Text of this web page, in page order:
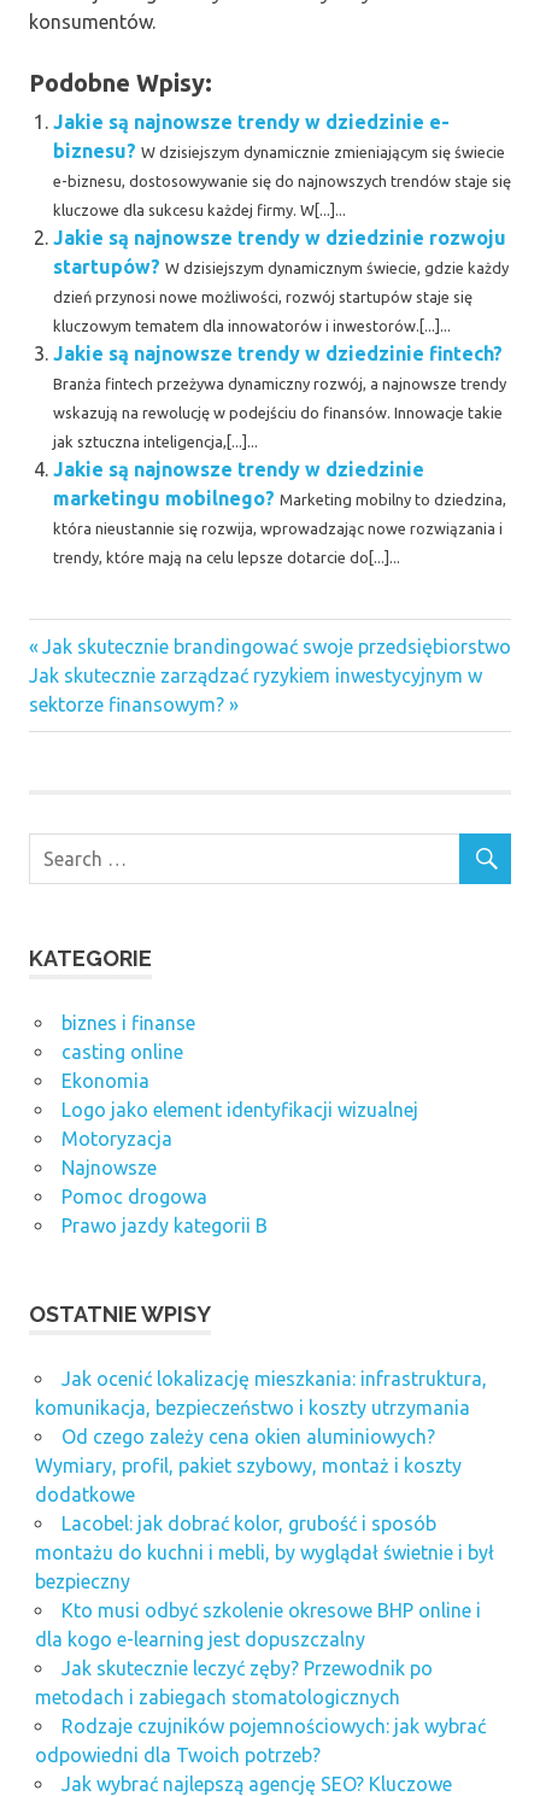
konsumentów.
Podobne Wpisy:
Jakie są najnowsze trendy w dziedzinie e-
biznesu? W dzisiejszym dynamicznie zmieniającym się świecie
e-biznesu, dostosowywanie się do najnowszych trendów staje się
kluczowe dla sukcesu każdej firmy. W[...]...
Jakie są najnowsze trendy w dziedzinie rozwoju
startupów? W dzisiejszym dynamicznym świecie, gdzie każdy
dzień przynosi nowe możliwości, rozwój startupów staje się
kluczowym tematem dla innowatorów i inwestorów.[...]...
Jakie są najnowsze trendy w dziedzinie fintech?
Branża fintech przeżywa dynamiczny rozwój, a najnowsze trendy
wskazują na rewolucję w podejściu do finansów. Innowacje takie
jak sztuczna inteligencja,[...]...
Jakie są najnowsze trendy w dziedzinie
marketingu mobilnego? Marketing mobilny to dziedzina,
która nieustannie się rozwija, wprowadzając nowe rozwiązania i
trendy, które mają na celu lepsze dotarcie do[...]...
Nawigacja
wpisu
Previous
Post:
Jak skutecznie brandingować swoje przedsiębiorstwo
Next
Post:
Jak skutecznie zarządzać ryzykiem inwestycyjnym w
sektorze finansowym?
KATEGORIE
biznes i finanse
casting online
Ekonomia
Logo jako element identyfikacji wizualnej
Motoryzacja
Najnowsze
Pomoc drogowa
Prawo jazdy kategorii B
OSTATNIE WPISY
Jak ocenić lokalizację mieszkania: infrastruktura,
komunikacja, bezpieczeństwo i koszty utrzymania
Od czego zależy cena okien aluminiowych?
Wymiary, profil, pakiet szybowy, montaż i koszty
dodatkowe
Lacobel: jak dobrać kolor, grubość i sposób
montażu do kuchni i mebli, by wyglądał świetnie i był
bezpieczny
Kto musi odbyć szkolenie okresowe BHP online i
dla kogo e-learning jest dopuszczalny
Jak skutecznie leczyć zęby? Przewodnik po
metodach i zabiegach stomatologicznych
Rodzaje czujników pojemnościowych: jak wybrać
odpowiedni dla Twoich potrzeb?
Jak wybrać najlepszą agencję SEO? Kluczowe